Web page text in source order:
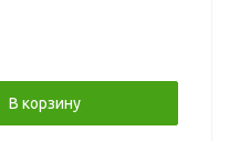
В корзину